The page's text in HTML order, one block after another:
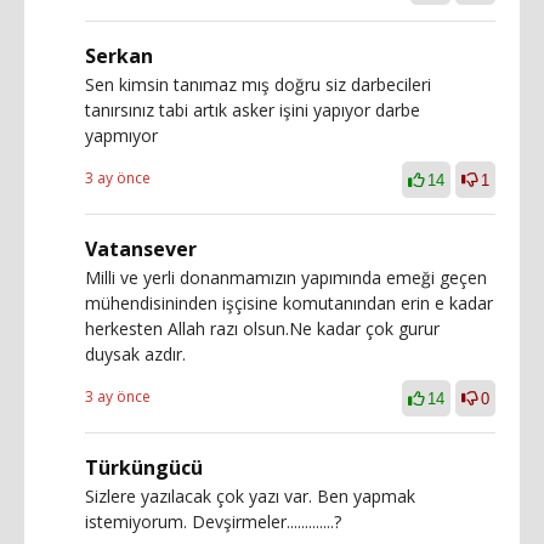
Serkan
Sen kimsin tanımaz mış doğru siz darbecileri
tanırsınız tabi artık asker işini yapıyor darbe
yapmıyor
3 ay önce 14 1
Vatansever
Milli ve yerli donanmamızın yapımında emeği geçen
mühendisininden işçisine komutanından erin e kadar
herkesten Allah razı olsun.Ne kadar çok gurur
duysak azdır.
3 ay önce 14 0
Türküngücü
Sizlere yazılacak çok yazı var. Ben yapmak
istemiyorum. Devşirmeler.............?